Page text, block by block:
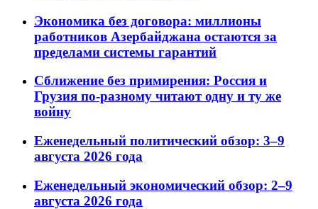
Экономика без договора: миллионы
работников Азербайджана остаются за
пределами системы гарантий
Сближение без примирения: Россия и
Грузия по-разному читают одну и ту же
войну
Еженедельный политический обзор: 3–9
августа 2026 года
Еженедельный экономический обзор: 2–9
августа 2026 года